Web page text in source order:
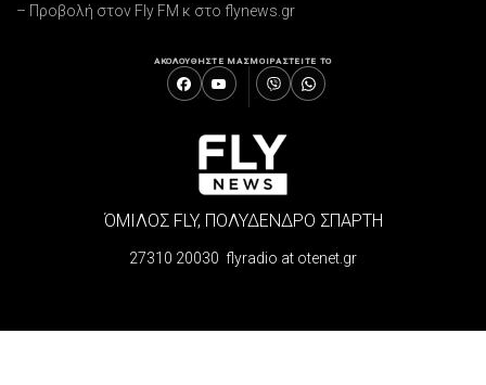
– Προβολή στον Fly FM κ στο flynews.gr
ΑΚΟΛΟΥΘΗΣΤΕ ΜΑΣΜΟΙΡΑΣΤΕΙΤΕ ΤΟ
ΌΜΙΛΟΣ FLY, ΠΟΛΥΔΕΝΔΡΟ ΣΠΑΡΤΗ
27310 20030 flyradio at otenet.gr